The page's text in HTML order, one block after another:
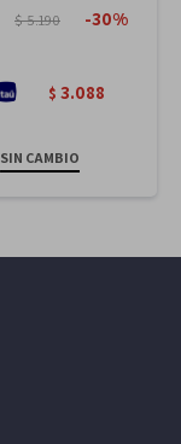
$5.190 30
$ 3.088
SIN CAMBIO